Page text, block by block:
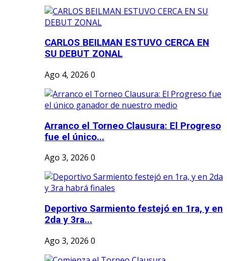
CARLOS BEILMAN ESTUVO CERCA EN
SU DEBUT ZONAL
Ago 4, 2026 0
Arranco el Torneo Clausura: El Progreso
fue el único...
Ago 3, 2026 0
Deportivo Sarmiento festejó en 1ra, y en
2da y 3ra...
Ago 3, 2026 0